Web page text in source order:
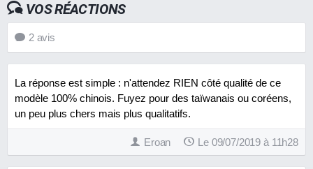
VOS RÉACTIONS
2avis
La réponse est simple : n'attendez RIEN côté qualité de ce
modèle 100% chinois. Fuyez pour des taïwanais ou coréens,
un peu plus chers mais plus qualitatifs.
Eroan Le 09/07/2019 à 11h28